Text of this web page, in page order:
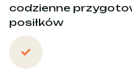
codzienne
posiłków